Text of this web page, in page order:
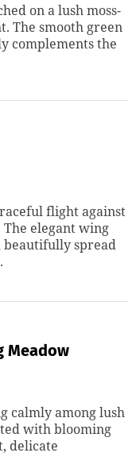
on a lush moss-
The smooth green
complements the
flight against
elegant wing
beautifully spread
Meadow
calmly among lush
with blooming
delicate